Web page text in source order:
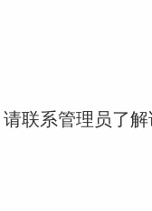
联系管理员了